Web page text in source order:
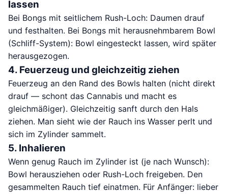
lassen
Bei Bongs mit seitlichem Rush-Loch: Daumen drauf
und festhalten. Bei Bongs mit herausnehmbarem Bowl
(Schliff-System): Bowl eingesteckt lassen, wird später
herausgezogen.
4. Feuerzeug und gleichzeitig ziehen
Feuerzeug an den Rand des Bowls halten (nicht direkt
drauf — schont das Cannabis und macht es
gleichmäßiger). Gleichzeitig sanft durch den Hals
ziehen. Man sieht wie der Rauch ins Wasser perlt und
sich im Zylinder sammelt.
5. Inhalieren
Wenn genug Rauch im Zylinder ist (je nach Wunsch):
Bowl herausziehen oder Rush-Loch freigeben. Den
gesammelten Rauch tief einatmen. Für Anfänger: lieber